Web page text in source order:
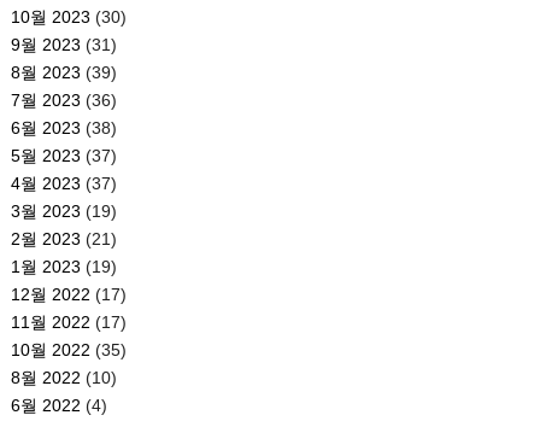
10월 2023 (30)
9월 2023 (31)
8월 2023 (39)
7월 2023 (36)
6월 2023 (38)
5월 2023 (37)
4월 2023 (37)
3월 2023 (19)
2월 2023 (21)
1월 2023 (19)
12월 2022 (17)
11월 2022 (17)
10월 2022 (35)
8월 2022 (10)
6월 2022 (4)